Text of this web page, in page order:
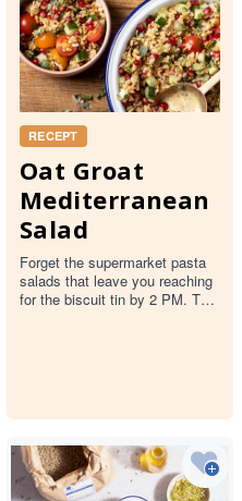
RECEPT
Oat Groat
Mediterranean
Salad
Forget the supermarket pasta
salads that leave you reaching
for the biscuit tin by 2 PM. This